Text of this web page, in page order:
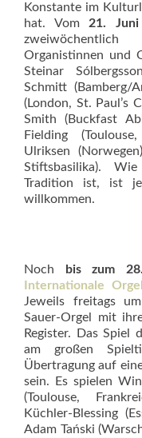
Konstante im
hat. Vom 21.
Organistinnen und
Steinar
Schmitt (Bamberg/
(London, St. Paul’s
Smith (Buckfast
Fielding
Ulriksen
Stiftsbasilika).
Tradition ist, ist
willkommen.
Noch bis zum
Internationale
Jeweils freitags
Sauer-Orgel mit
Register. Das Spiel
am großen
Übertragung auf
sein. Es spielen
(Toulouse,
Küchler-Blessing
Adam Tański